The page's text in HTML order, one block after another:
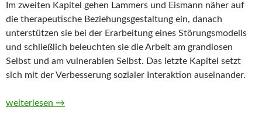
Im zweiten Kapitel gehen Lammers und Eismann näher auf
die therapeutische Beziehungsgestaltung ein, danach
unterstützen sie bei der Erarbeitung eines Störungsmodells
und schließlich beleuchten sie die Arbeit am grandiosen
Selbst und am vulnerablen Selbst. Das letzte Kapitel setzt
sich mit der Verbesserung sozialer Interaktion auseinander.
Therapie-Tools Narzissmus von Claas-Hinrich Lammers und
weiterlesen →